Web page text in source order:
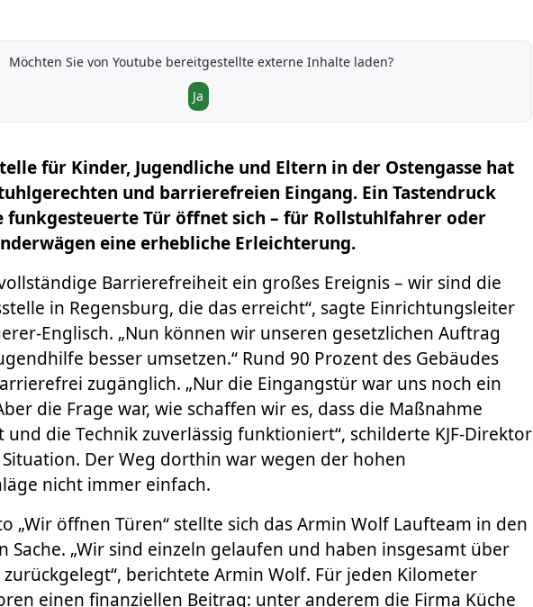
Möchten Sie vonYoutube bereitgestellte externe Inhalte laden?
Ja
für Kinder, Jugendliche und Eltern in der Ostengasse hat
und barrierefreien Eingang. Ein Tastendruck
funkgesteuerte Tür öffnet sich – für Rollstuhlfahrer oder
eine erhebliche Erleichterung.
Barrierefreiheit ein großes Ereignis – wir sind die
in Regensburg, die das erreicht“, sagte Einrichtungsleiter
Englisch. „Nun können wir unseren gesetzlichen Auftrag
besser umsetzen.“ Rund 90 Prozent des Gebäudes
zugänglich. „Nur die Eingangstür war uns noch ein
die Frage war, wie schaffen wir es, dass die Maßnahme
die Technik zuverlässig funktioniert“, schilderte KJF-Direktor
Der Weg dorthin war wegen der hohen
nicht immer einfach.
„Wir öffnen Türen“ stellte sich das Armin Wolf Laufteam in den
Sache. „Wir sind einzeln gelaufen und haben insgesamt über
berichtete Armin Wolf. Für jeden Kilometer
einen finanziellen Beitrag: unter anderem die Firma Küche